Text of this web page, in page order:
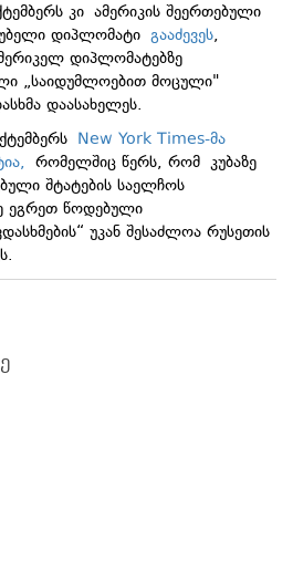
კი ამერიკის შეერთებული
დიპლომატი გააძევეს,
დიპლომატებზე
„საიდუმლოებით მოცული"
დაასახელეს.
New York Times-მა
რომელშიც წერს, რომ კუბაზე
შტატების საელჩოს
ეგრეთ წოდებული
უკან შესაძლოა რუსეთის